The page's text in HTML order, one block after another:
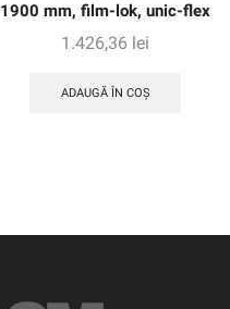
1900 mm, film-lok, unic-flex
1.426,36 lei
ADAUGĂ ÎN COȘ